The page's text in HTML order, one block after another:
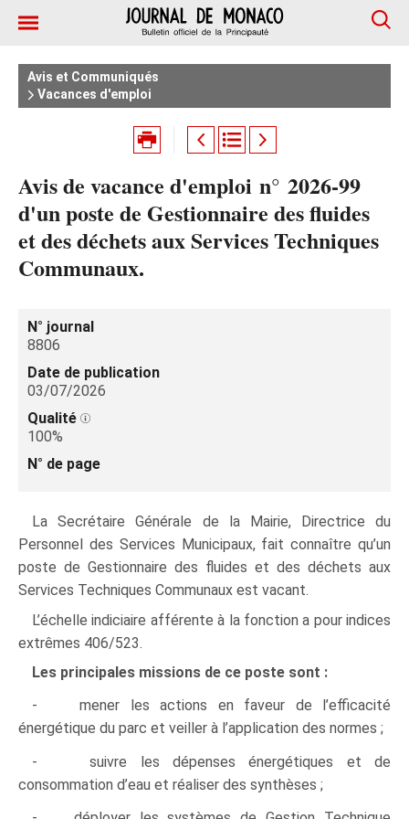
Avis et Communiqués
Vacances d'emploi
Avis de vacance d'emploi n° 2026‑99
d'un poste de Gestionnaire des fluides
et des déchets aux Services Techniques
Communaux.
N° journal
8806
Date de publication
03/07/2026
Qualité
100%
N° de page
La Secrétaire Générale de la Mairie, Directrice du
Personnel des Services Municipaux, fait connaître qu’un
poste de Gestionnaire des fluides et des déchets aux
Services Techniques Communaux est vacant.
L’échelle indiciaire afférente à la fonction a pour indices
extrêmes 406/523.
Les principales missions de ce poste sont :
- mener les actions en faveur de l’efficacité
énergétique du parc et veiller à l’application des normes ;
- suivre les dépenses énergétiques et de
consommation d’eau et réaliser des synthèses ;